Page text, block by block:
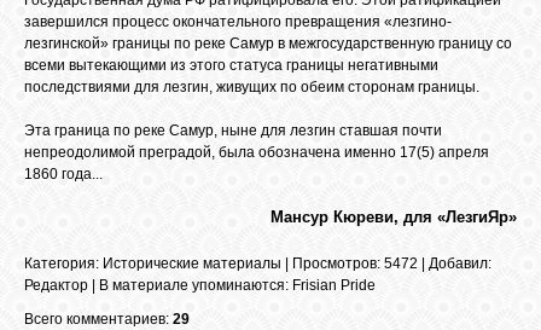
завершился процесс окончательного превращения «лезгино-
лезгинской» границы по реке Самур в межгосударственную границу со
всеми вытекающими из этого статуса границы негативными
последствиями для лезгин, живущих по обеим сторонам границы.
Эта граница по реке Самур, ныне для лезгин ставшая почти
непреодолимой преградой, была обозначена именно 17(5) апреля
1860 года...
Мансур Кюреви, для «ЛезгиЯр»
Категория: Исторические материалы | Просмотров: 5472 | Добавил:
Редактор | В материале упоминаются: Frisian Pride
Всего комментариев: 29